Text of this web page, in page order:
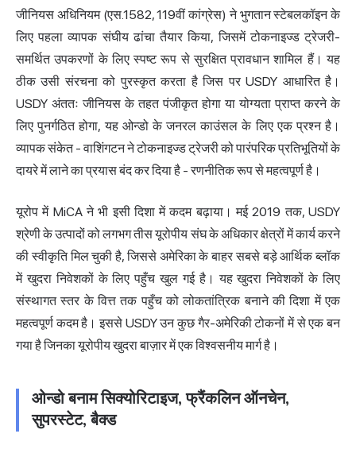
जीनियस अधिनियम (एस.1582, 119वीं कांग्रेस) ने भुगतान स्टेबलकॉइन के
लिए पहला व्यापक संघीय ढांचा तैयार किया, जिसमें टोकनाइज्ड ट्रेजरी-
समर्थित उपकरणों के लिए स्पष्ट रूप से सुरक्षित प्रावधान शामिल हैं। यह
ठीक उसी संरचना को पुरस्कृत करता है जिस पर USDY आधारित है।
USDY अंततः जीनियस के तहत पंजीकृत होगा या योग्यता प्राप्त करने के
लिए पुनर्गठित होगा, यह ओन्डो के जनरल काउंसल के लिए एक प्रश्न है।
व्यापक संकेत - वाशिंगटन ने टोकनाइज्ड ट्रेजरी को पारंपरिक प्रतिभूतियों के
दायरे में लाने का प्रयास बंद कर दिया है - रणनीतिक रूप से महत्वपूर्ण है।
यूरोप में MiCA ने भी इसी दिशा में कदम बढ़ाया। मई 2019 तक, USDY
श्रेणी के उत्पादों को लगभग तीस यूरोपीय संघ के अधिकार क्षेत्रों में कार्य करने
की स्वीकृति मिल चुकी है, जिससे अमेरिका के बाहर सबसे बड़े आर्थिक ब्लॉक
में खुदरा निवेशकों के लिए पहुँच खुल गई है। यह खुदरा निवेशकों के लिए
संस्थागत स्तर के वित्त तक पहुँच को लोकतांत्रिक बनाने की दिशा में एक
महत्वपूर्ण कदम है। इससे USDY उन कुछ गैर-अमेरिकी टोकनों में से एक बन
गया है जिनका यूरोपीय खुदरा बाज़ार में एक विश्वसनीय मार्ग है।
ओन्डो बनाम सिक्योरिटाइज, फ्रैंकलिन ऑनचेन,
सुपरस्टेट, बैक्ड